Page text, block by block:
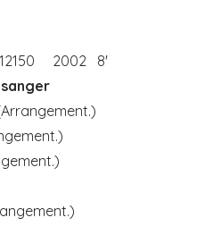
12150 2002 8'